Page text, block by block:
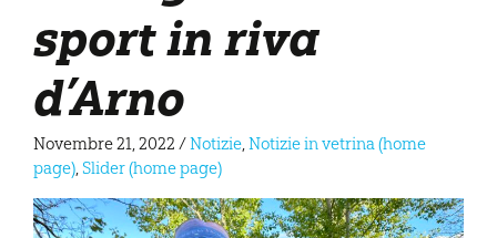
sport in riva
d’Arno
Novembre 21, 2022 /Notizie,Notizie in vetrina (home
page),Slider (home page)